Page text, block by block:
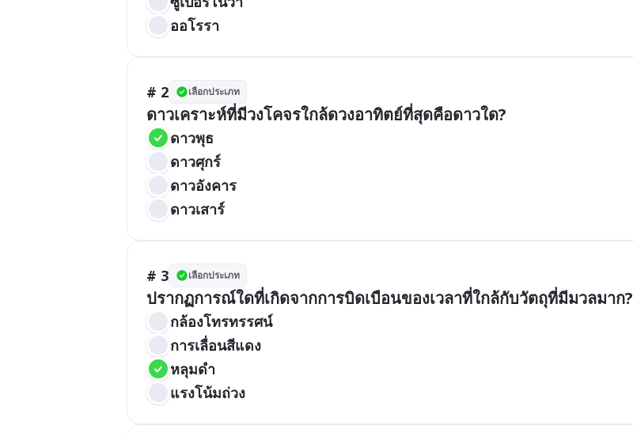
ออโรรา
# 2 เลือกประเภท
ดาวเคราะห์ที่มีวงโคจรใกล้ดวงอาทิตย์ที่สุดคือดาวใด?
ดาวพุธ
ดาวศุกร์
ดาวอังคาร
ดาวเสาร์
# 3 เลือกประเภท
ปรากฏการณ์ใดที่เกิดจากการบิดเบือนของเวลาที่ใกล้กับวัตถุที่มีมวลมาก?
กล้องโทรทรรศน์
การเลื่อนสีแดง
หลุมดำ
แรงโน้มถ่วง